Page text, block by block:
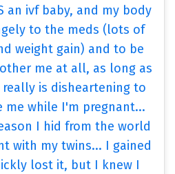
an ivf baby, and my body
to the meds (lots of
weight gain) and to be
me at all, as long as
is disheartening to
me while I'm pregnant...
I hid from the world
with my twins... I gained
lost it, but I knew I